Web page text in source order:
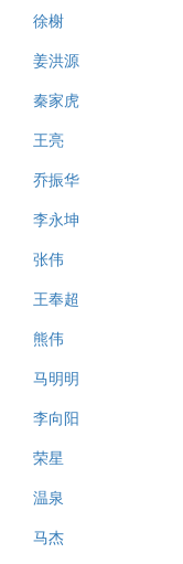
徐榭
姜洪源
秦家虎
王亮
乔振华
李永坤
张伟
王奉超
熊伟
马明明
李向阳
荣星
温泉
马杰